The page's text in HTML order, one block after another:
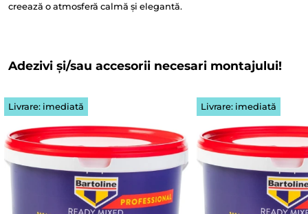
creează o atmosferă calmă și elegantă.
Adezivi și/sau accesorii necesari montajului!
Livrare: imediată Livrare: imediată